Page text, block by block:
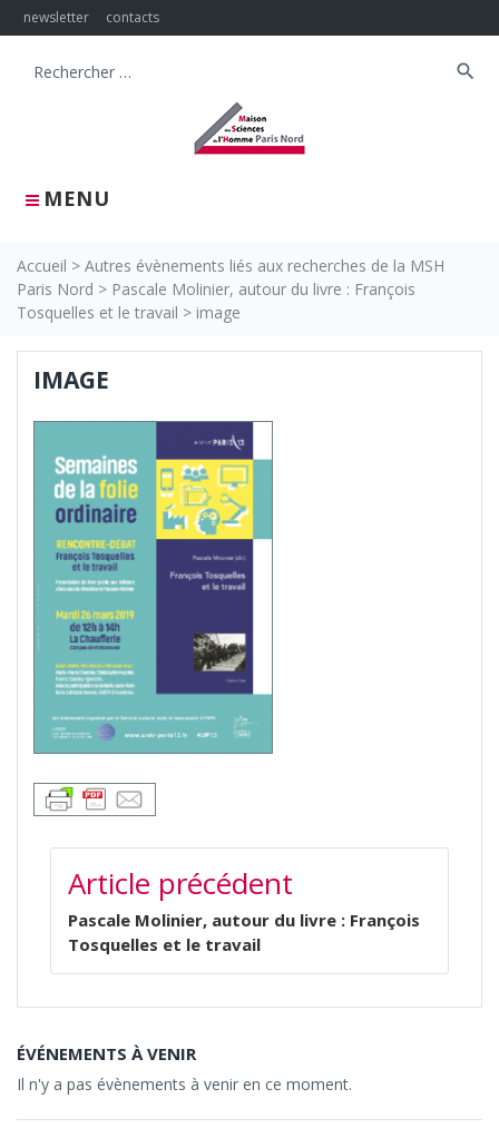
Skip
to
newsletter contacts
MENU
Search
search
Accueil > Autres évènements liés aux recherches de la MSH
Paris Nord > Pascale Molinier, autour du livre : François
Tosquelles et le travail > image
IMAGE
NAVIGATION
DE
L’ARTICLE
Article précédent
Pascale Molinier, autour du livre : François
Tosquelles et le travail
ÉVÉNEMENTS À VENIR
Il n'y a pas évènements à venir en ce moment.